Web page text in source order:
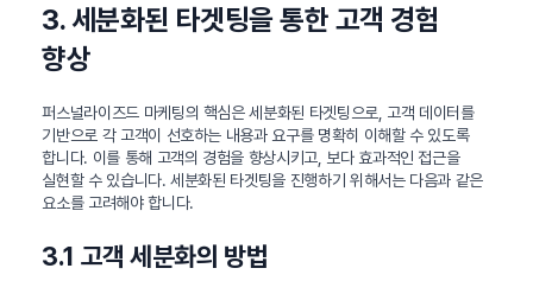
3. 세분화된 타겟팅을 통한 고객 경험
향상
퍼스널라이즈드 마케팅의 핵심은 세분화된 타겟팅으로, 고객 데이터를
기반으로 각 고객이 선호하는 내용과 요구를 명확히 이해할 수 있도록
합니다. 이를 통해 고객의 경험을 향상시키고, 보다 효과적인 접근을
실현할 수 있습니다. 세분화된 타겟팅을 진행하기 위해서는 다음과 같은
요소를 고려해야 합니다.
3.1 고객 세분화의 방법